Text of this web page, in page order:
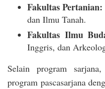
Fakultas Pertanian:
dan Ilmu Tanah.
Fakultas Ilmu
Inggris, dan
Selain program
program pascasarjana